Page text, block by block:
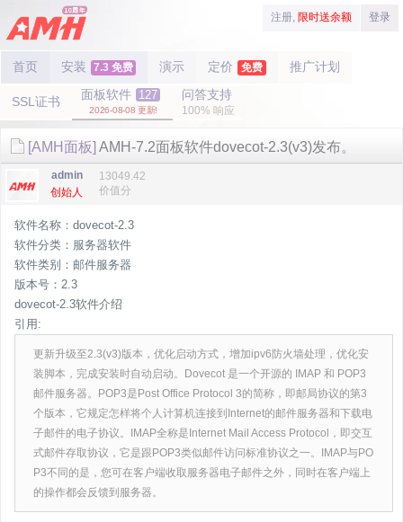
注册, 限时送余额 登录
首页 安装 7.3 免费 演示 定价 免费 推广计划
SSL证书 面板软件 127
2026-08-08 更新!
问答支持
100% 响应
[AMH面板] AMH-7.2面板软件dovecot-2.3(v3)发布。
admin
创始人
13049.42
价值分
软件名称：dovecot-2.3
软件分类：服务器软件
软件类别：邮件服务器
版本号：2.3
dovecot-2.3软件介绍
引用:
更新升级至2.3(v3)版本，优化启动方式，增加ipv6防火墙处理，优化安
装脚本，完成安装时自动启动。Dovecot 是一个开源的 IMAP 和 POP3
邮件服务器。POP3是Post Office Protocol 3的简称，即邮局协议的第3
个版本，它规定怎样将个人计算机连接到Internet的邮件服务器和下载电
子邮件的电子协议。IMAP全称是Internet Mail Access Protocol，即交互
式邮件存取协议，它是跟POP3类似邮件访问标准协议之一。IMAP与PO
P3不同的是，您可在客户端收取服务器电子邮件之外，同时在客户端上
的操作都会反馈到服务器。